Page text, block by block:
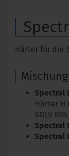
Härter für die
Spectral
Härter H
SOLV 855
Spectral
Spectral